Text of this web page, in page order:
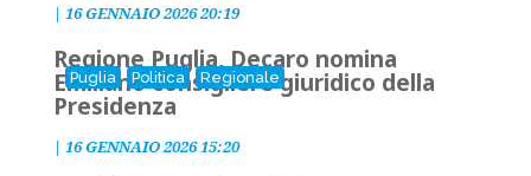
| 16 GENNAIO 2026 20:19
Puglia Politica Regionale
Regione Puglia, Decaro nomina
Emiliano consigliere giuridico della
Presidenza
| 16 GENNAIO 2026 15:20